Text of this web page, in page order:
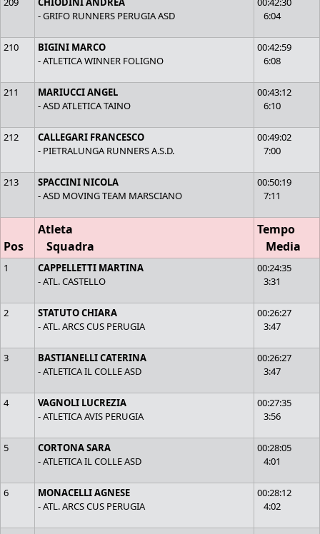
- GRIFO RUNNERS PERUGIA ASD
6:04
210
BIGINI MARCO
- ATLETICA WINNER FOLIGNO
00:42:59
6:08
211
MARIUCCI ANGEL
- ASD ATLETICA TAINO
00:43:12
6:10
212
CALLEGARI FRANCESCO
- PIETRALUNGA RUNNERS A.S.D.
00:49:02
7:00
213
SPACCINI NICOLA
- ASD MOVING TEAM MARSCIANO
00:50:19
7:11
Pos
Atleta
Squadra
Tempo
Media
1
CAPPELLETTI MARTINA
- ATL. CASTELLO
00:24:35
3:31
2
STATUTO CHIARA
- ATL. ARCS CUS PERUGIA
00:26:27
3:47
3
BASTIANELLI CATERINA
- ATLETICA IL COLLE ASD
00:26:27
3:47
4
VAGNOLI LUCREZIA
- ATLETICA AVIS PERUGIA
00:27:35
3:56
5
CORTONA SARA
- ATLETICA IL COLLE ASD
00:28:05
4:01
6
MONACELLI AGNESE
- ATL. ARCS CUS PERUGIA
00:28:12
4:02